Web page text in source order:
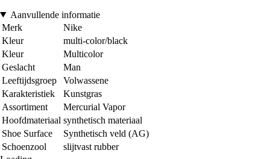
Aanvullende informatie
Merk
Nike
Kleur
multi-color/black
Kleur
Multicolor
Geslacht
Man
Leeftijdsgroep
Volwassene
Karakteristiek
Kunstgras
Assortiment
Mercurial Vapor
Hoofdmateriaal synthetisch materiaal
Shoe Surface
Synthetisch veld (AG)
Schoenzool
slijtvast rubber